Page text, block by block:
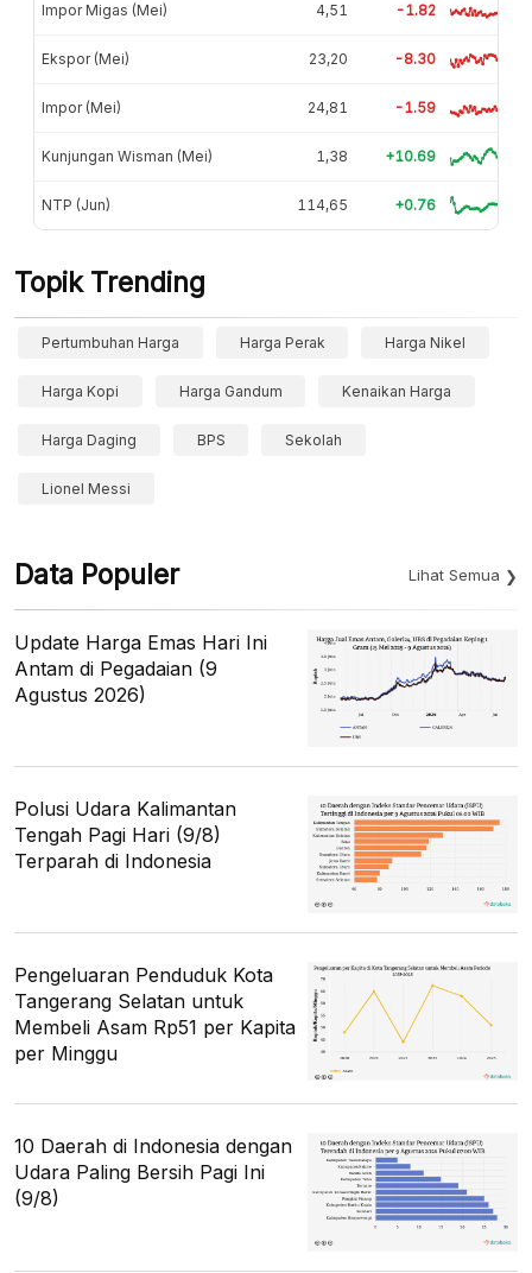
Impor Migas (Mei) 4,51 -1.82
Ekspor (Mei) 23,20 -8.30
Impor (Mei) 24,81 -1.59
Kunjungan Wisman (Mei) 1,38 +10.69
NTP (Jun) 114,65 +0.76
Topik Trending
Pertumbuhan Harga Harga Perak Harga Nikel
Harga Kopi Harga Gandum Kenaikan Harga
Harga Daging BPS Sekolah
Lionel Messi
Data Populer Lihat Semua
Update Harga Emas Hari Ini
Antam di Pegadaian (9
Agustus 2026)
Polusi Udara Kalimantan
Tengah Pagi Hari (9/8)
Terparah di Indonesia
Pengeluaran Penduduk Kota
Tangerang Selatan untuk
Membeli Asam Rp51 per Kapita
per Minggu
10 Daerah di Indonesia dengan
Udara Paling Bersih Pagi Ini
(9/8)